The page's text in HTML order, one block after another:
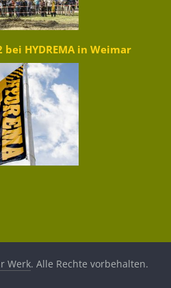
HYDREMA in Weimar
Werk. Alle Rechte vorbehalten.